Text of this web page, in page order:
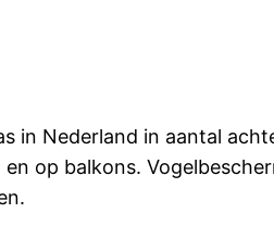
in Nederland in aantal
op balkons.